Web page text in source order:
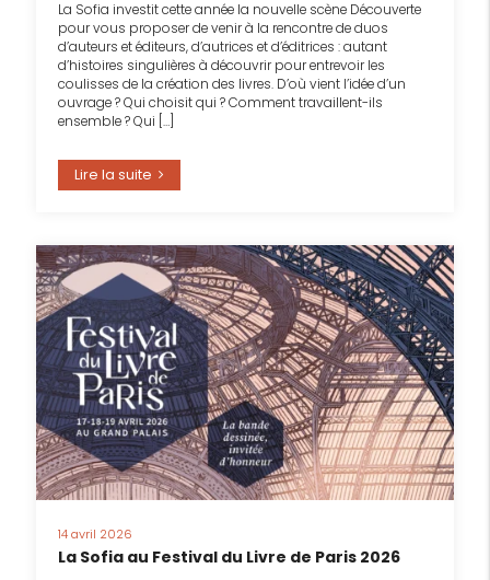
La Sofia investit cette année la nouvelle scène Découverte
pour vous proposer de venir à la rencontre de duos
d’auteurs et éditeurs, d’autrices et d’éditrices : autant
d’histoires singulières à découvrir pour entrevoir les
coulisses de la création des livres. D’où vient l’idée d’un
ouvrage ? Qui choisit qui ? Comment travaillent-ils
ensemble ? Qui […]
Lire la suite
14 avril 2026
La Sofia au Festival du Livre de Paris 2026